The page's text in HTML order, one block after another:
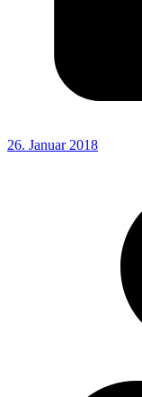
26. Januar 2018